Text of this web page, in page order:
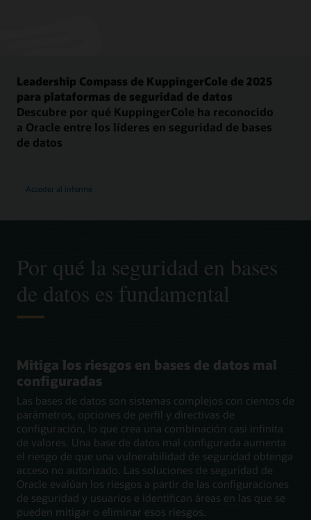
Leadership Compass de KuppingerCole de 2025
para plataformas de seguridad de datos
Descubre por qué KuppingerCole ha reconocido
a Oracle entre los líderes en seguridad de bases
de datos
Acceder al informe
Por qué la seguridad en bases
de datos es fundamental
Mitiga los riesgos en bases de datos mal
configuradas
Las bases de datos son sistemas complejos con cientos de
parámetros, opciones de perfil y directivas de
configuración, lo que crea una combinación casi infinita
de valores. Una base de datos mal configurada aumenta
el riesgo de que una vulnerabilidad de seguridad obtenga
acceso no autorizado. Las soluciones de seguridad de
Oracle evalúan los riesgos a partir de las configuraciones
de seguridad y usuarios e identifican áreas en las que se
pueden mitigar o eliminar esos riesgos.